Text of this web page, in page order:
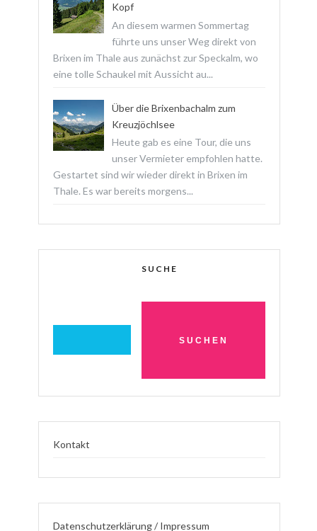
Kopf
An diesem warmen Sommertag
führte uns unser Weg direkt von
Brixen im Thale aus zunächst zur Speckalm, wo
eine tolle Schaukel mit Aussicht au...
Über die Brixenbachalm zum
Kreuzjöchlsee
Heute gab es eine Tour, die uns
unser Vermieter empfohlen hatte.
Gestartet sind wir wieder direkt in Brixen im
Thale. Es war bereits morgens...
SUCHE
Kontakt
Datenschutzerklärung / Impressum